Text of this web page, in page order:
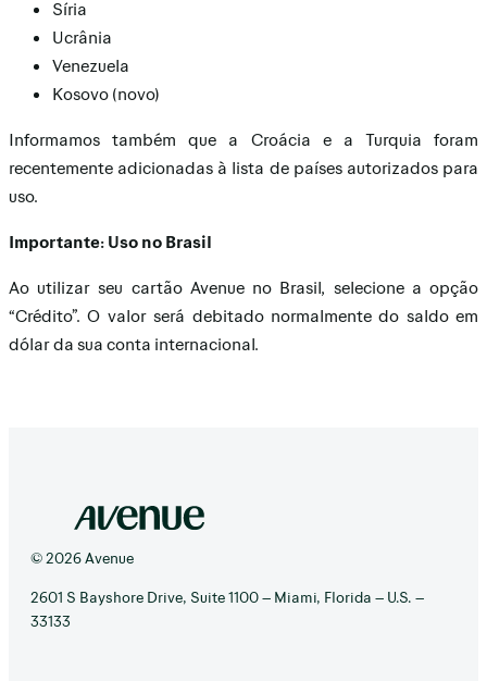
Síria
Ucrânia
Venezuela
Kosovo (novo)
Informamos também que a Croácia e a Turquia foram
recentemente adicionadas à lista de países autorizados para
uso.
Importante: Uso no Brasil
Ao utilizar seu cartão Avenue no Brasil, selecione a opção
“Crédito”. O valor será debitado normalmente do saldo em
dólar da sua conta internacional.
© 2026 Avenue
2601 S Bayshore Drive, Suite 1100 – Miami, Florida – U.S. –
33133